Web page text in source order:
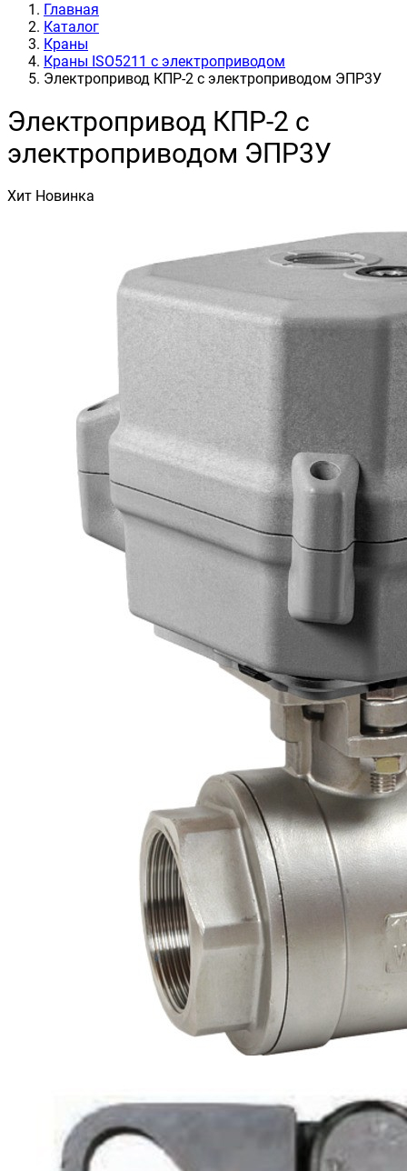
Главная
Каталог
Краны
Краны ISO5211 с электроприводом
Электропривод КПР-2 с электроприводом ЭПР3У
Электропривод КПР-2 с
электроприводом ЭПР3У
Хит Новинка